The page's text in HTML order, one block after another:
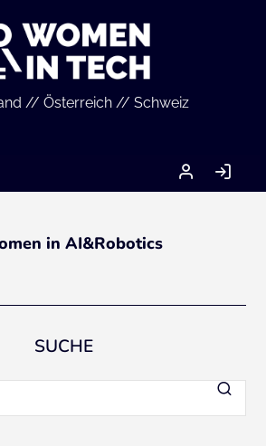
// Österreich // Schweiz
MEIN
ACCOUNT
in AI&Robotics
SUCHE